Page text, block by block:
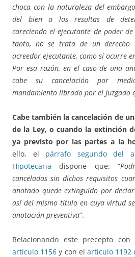
choca con la naturaleza del
del bien a las resultas de
careciendo el ejecutante de poder
tanto, no se trata de un
acreedor ejecutante, como sí ocurre
Por esa razón, en el caso de una
cabe su cancelación por
mandamiento librado por el Juzgado
Cabe también la cancelación de
de la Ley, o cuando la extinción
ya previsto por las partes a la
ello, el párrafo segundo del
Hipotecaria dispone que: “
canceladas sin dichos requisitos
anotado quede extinguido por
así del mismo título en cuya virtud
anotación preventiva”.
Relacionando este precepto con
artículo 1156 y con el artículo 1192